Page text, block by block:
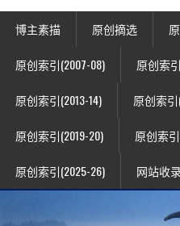
博主素描 原创摘选
原创索引(2007-08) 原创索
原创索引(2013-14) 原创索引
原创索引(2019-20) 原创索
原创索引(2025-26) 网站收